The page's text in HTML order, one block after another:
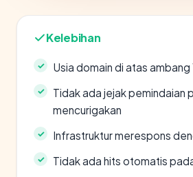
Kelebihan
Usia domain di atas ambang
Tidak ada jejak pemindaian
mencurigakan
Infrastruktur merespons
Tidak ada hits otomatis